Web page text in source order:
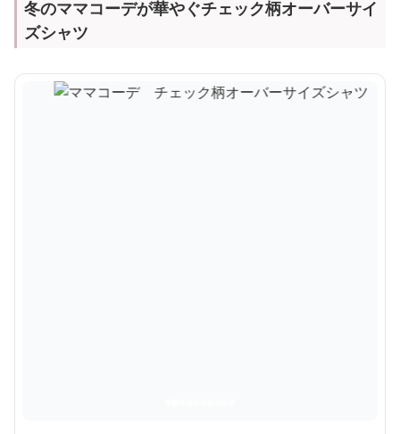
冬のママコーデが華やぐチェック柄オーバーサイ
ズシャツ